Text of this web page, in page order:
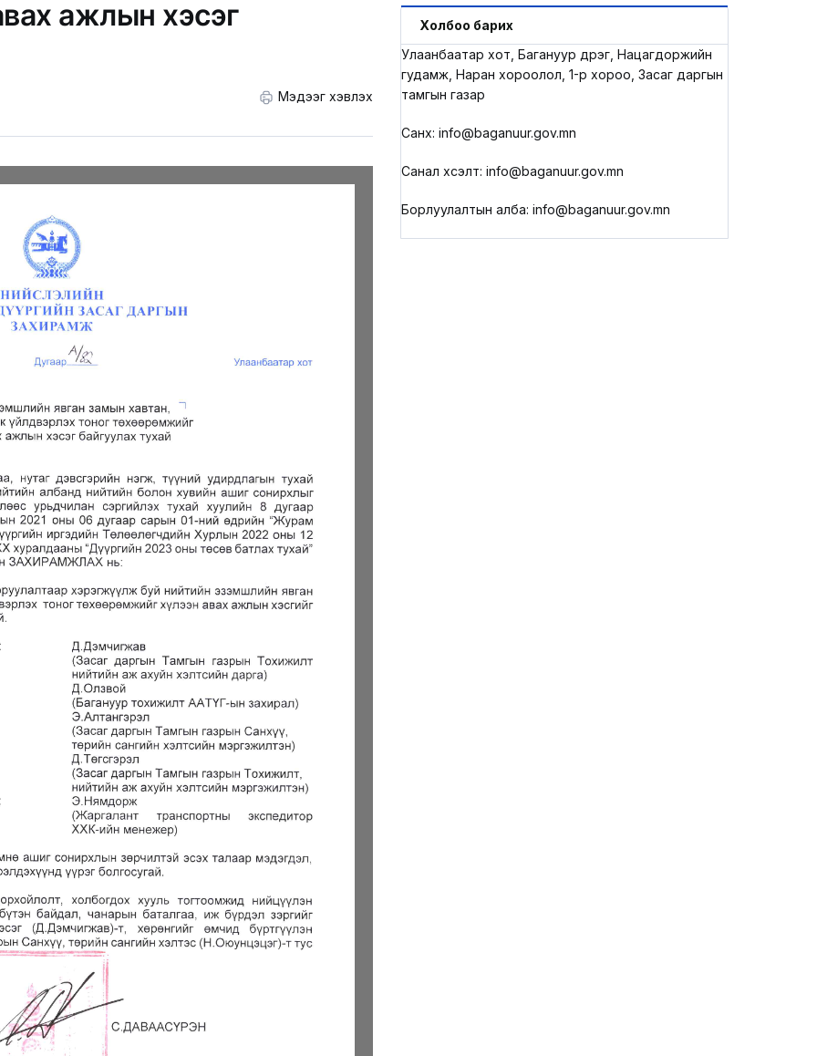
АВЛИГА МЭДЭЭ
ажлын хэсэг
Мэдээг хэвлэх
Холбоо барих
Улаанбаатар хот, Багануур дүүрэг, Нацагдоржийн
гудамж, Наран хороолол, 1-р хороо, Засаг даргын
тамгын газар
Санхүү: info@baganuur.gov.mn
Санал хүсэлт: info@baganuur.gov.mn
Борлуулалтын алба: info@baganuur.gov.mn